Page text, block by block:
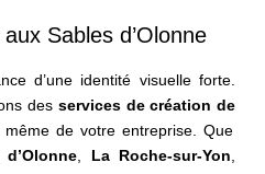
Sables d’Olonne
d’une identité visuelle forte.
des servicesdecréation de
même de votre entreprise. Que
, La Roche-sur-Yon,